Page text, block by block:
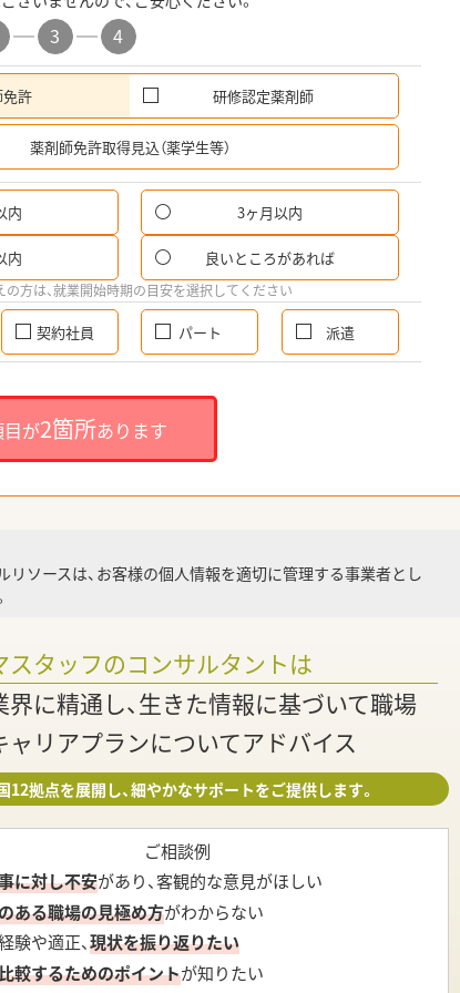
3 4
許 研修認定薬剤師
薬剤師免許取得見込（薬学生等）
内 3ヶ月以内
内 良いところがあれば
方は、就業開始時期の目安を選択してください
契約社員 パート 派遣
が2箇所あります
リソースは、お客様の個人情報を適切に管理する事業者とし
スタッフのコンサルタントは
に精通し、生きた情報に基づいて職場
ャリアプランについてアドバイス
12拠点を展開し、細やかなサポートをご提供します。
ご相談例
に対し不安があり、客観的な意見がほしい
ある職場の見極め方がわからない
験や適正、現状を振り返りたい
較するためのポイントが知りたい